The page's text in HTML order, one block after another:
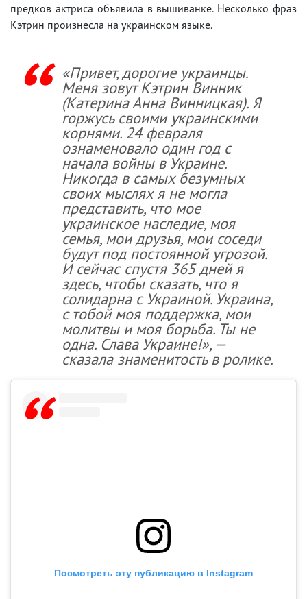
предков актриса объявила в вышиванке. Несколько фраз
Кэтрин произнесла на украинском языке.
«Привет, дорогие украинцы.
Меня зовут Кэтрин Винник
(Катерина Анна Винницкая). Я
горжусь своими украинскими
корнями. 24 февраля
ознаменовало один год с
начала войны в Украине.
Никогда в самых безумных
своих мыслях я не могла
представить, что мое
украинское наследие, моя
семья, мои друзья, мои соседи
будут под постоянной угрозой.
И сейчас спустя 365 дней я
здесь, чтобы сказать, что я
солидарна с Украиной. Украина,
с тобой моя поддержка, мои
молитвы и моя борьба. Ты не
одна. Слава Украине!», —
сказала знаменитость в ролике.
Посмотреть эту публикацию в Instagram